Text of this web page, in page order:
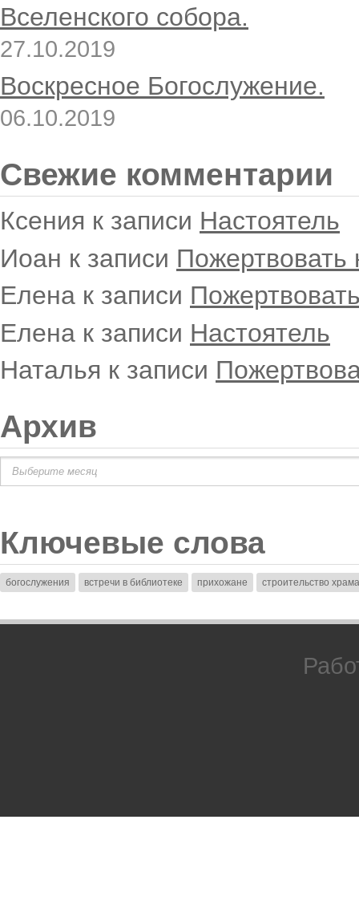
Вселенского собора.
27.10.2019
Воскресное Богослужение.
06.10.2019
Свежие комментарии
Ксения к записи Настоятель
Иоан к записи Пожертвовать
Елена к записи
Елена к записи Настоятель
Наталья к записи
Архив
Архив
Ключевые слова
богослужения встречи в библиотеке прихожане строительство храма